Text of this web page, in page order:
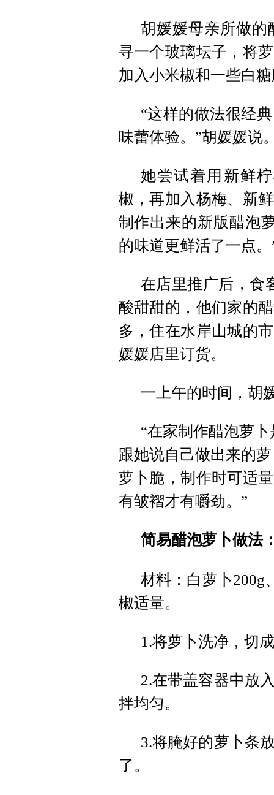
胡媛媛母亲所做的
寻一个玻璃坛子，将
加入小米椒和一些白
“这样的做法很经
味蕾体验。”胡媛媛说
她尝试着用新鲜
椒，再加入杨梅、新
制作出来的新版醋泡
的味道更鲜活了一点
在店里推广后，食
酸甜甜的，他们家的
多，住在水岸山城的
媛媛店里订货。
一上午的时间，胡
“在家制作醋泡萝
跟她说自己做出来的
萝卜脆，制作时可适
有皱褶才有嚼劲。”
简易醋泡萝卜做法
材料：白萝卜200g
椒适量。
1.将萝卜洗净，切
2.在带盖容器中放
拌均匀。
3.将腌好的萝卜条
了。